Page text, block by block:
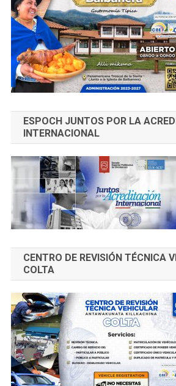
ESPOCH JUNTOS POR LA
INTERNACIONAL
CENTRO DE REVISIÓN TÉCNICA
COLTA